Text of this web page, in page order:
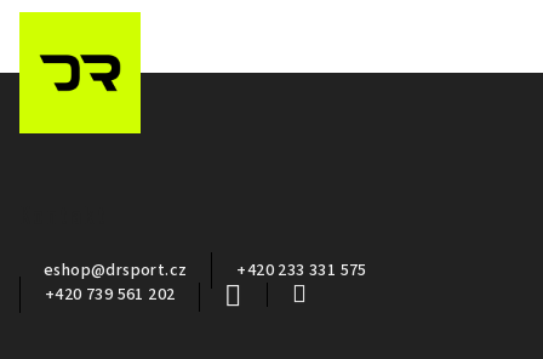
eshop@drsport.cz
+420 233 331 575
+420 739 561 202